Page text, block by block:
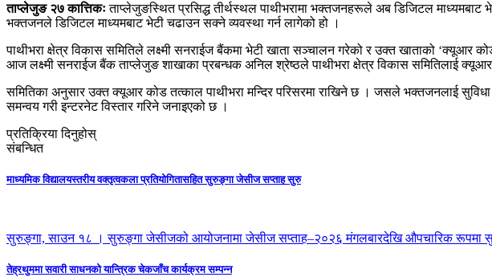
ताप्लेजुङ २७ कात्तिकःताप्लेजुङस्थित प्रसिद्ध तीर्थस्थल पाथीभरामा भक्तजनहरूले अब डिजिटल माध्यमबाट
भक्तजनले डिजिटल माध्यमबाट भेटी चढाउन सक्ने व्यवस्था गर्न लागेको हो ।
पाथीभरा क्षेत्र विकास समितिले लक्ष्मी सनराईज बैंकमा भेटी खाता सञ्चालन गरेको र उक्त खाताको ‘क्यूआर
आज लक्ष्मी सनराईज बैंक ताप्लेजुङ शाखाका प्रबन्धक अनिल श्रेष्ठले पाथीभरा क्षेत्र विकास समितिलाई
समितिका अनुसार उक्त क्यूआर कोड तत्काल पाथीभरा मन्दिर परिसरमा राखिने छ । जसले भक्तजनलाई सुविधा
समन्वय गरी इन्टरनेट विस्तार गरिने जनाइएको छ ।
प्रतिक्रिया दिनुहोस्
संबन्धित
माध्यमिक विद्यालयस्तरीय वक्तृत्वकला प्रतियोगितासहित सुरुङ्गा जेसीज सप्ताह सुरु
सुरुङ्गा, साउन १८ । सुरुङ्गा जेसीजको आयोजनामा जेसीज सप्ताह–२०२६ मंगलबारदेखि औपचारिक रूपमा
तेह्रथुममा सवारी साधनको यान्त्रिक चेकजाँच कार्यक्रम सम्पन्न